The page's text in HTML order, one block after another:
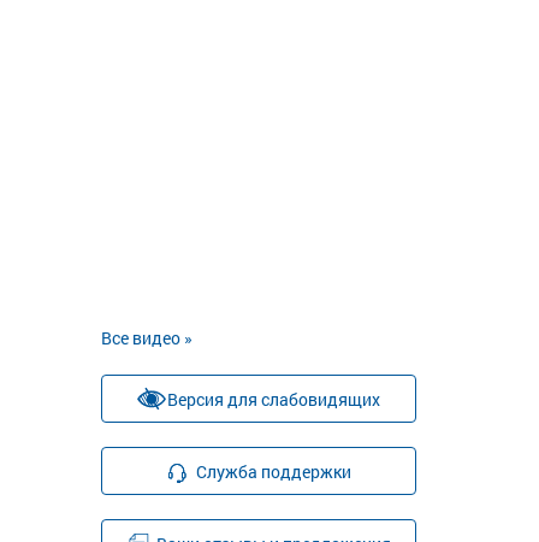
Все видео »
Версия для слабовидящих
Служба поддержки